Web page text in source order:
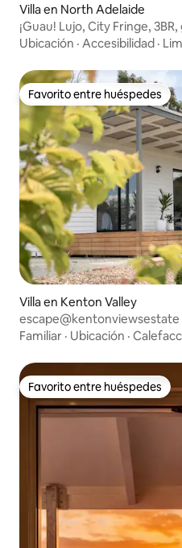
Villa en North Adelaide
¡Guau! Lujo, City Fringe,
Ubicación · Accesibilidad ·
Favorito entre huéspedes
Favorito entre huéspedes
Villa en Kenton Valley
escape@kentonviewsestate
tamaño queen
Familiar · Ubicación ·
Favorito entre huéspedes
Favorito entre huéspedes